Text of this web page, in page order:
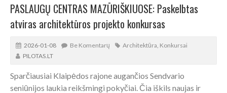
PASLAUGŲ CENTRAS MAZŪRIŠKIUOSE: Paskelbtas
atviras architektūros projekto konkursas
2026-01-08 Be Komentarų Architektūra Konkursai
PILOTAS.LT
Sparčiausiai Klaipėdos rajone augančios Sendvario
seniūnijos laukia reikšmingi pokyčiai. Čia iškils naujas ir